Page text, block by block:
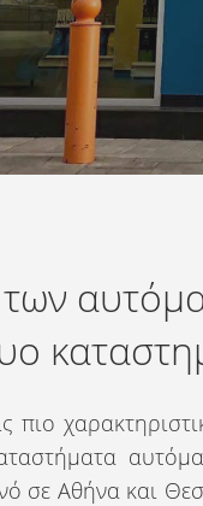
των
πιο
σε Αθήνα και